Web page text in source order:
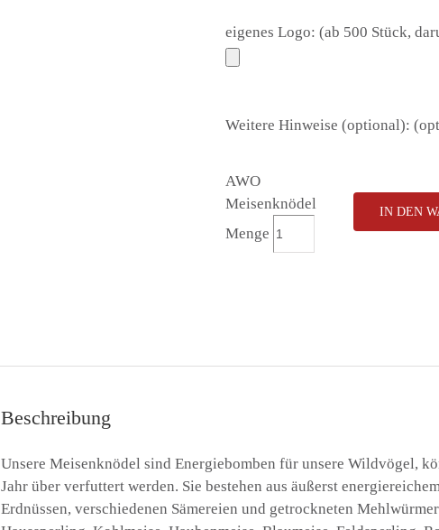
eigenes Logo: (ab 500 Stück,
Weitere Hinweise (optional):
AWO
Meisenknödel
Menge
IN DEN
Beschreibung
Unsere Meisenknödel sind Energiebomben für unsere Wildvögel,
Jahr über verfuttert werden. Sie bestehen aus äußerst
Erdnüssen, verschiedenen Sämereien und getrockneten